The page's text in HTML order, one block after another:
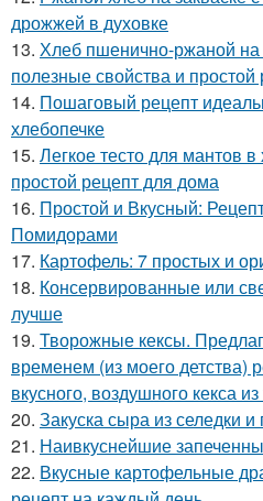
дрожжей в духовке
13. Хлеб пшенично-ржаной на
полезные свойства и простой
14. Пошаговый рецепт
хлебопечке
15. Легкое тесто для мантов
простой рецепт для дома
16. Простой и Вкусный:
Помидорами
17. Картофель: 7 простых и
18. Консервированные или
лучше
19. Творожные кексы.
временем (из моего детства)
вкусного, воздушного кекса
20. Закуска сыра из селедки и
21. Наивкуснейшие
22. Вкусные картофельные